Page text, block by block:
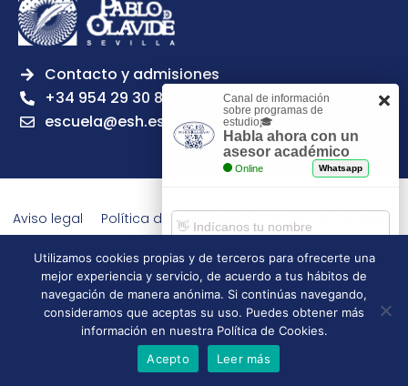
Contacto y admisiones
+34 954 29 30 81
escuela@esh.es
Aviso legal Política de Privacidad
Política de Cookies
Escuela Superior de Hostelería de Sevilla | 2026 | Todos los
derechos reservados
Utilizamos cookies propias y de terceros para ofrecerte una
mejor experiencia y servicio, de acuerdo a tus hábitos de
navegación de manera anónima. Si continúas navegando,
consideramos que aceptas su uso. Puedes obtener más
información en nuestra Política de Cookies.
Acepto
Leer más
Canal de información
sobre programas de
estudio🎓
Habla ahora con un
asesor académico
Online Whatsapp
Comenzar chat